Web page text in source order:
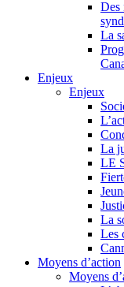
Des
La
Enjeux
Enjeux
La
LE
La
Les
Moyens d’action
Moyens